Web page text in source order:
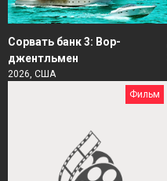
Сорвать банк 3: Вор-
джентльмен
2026, США
Фильм